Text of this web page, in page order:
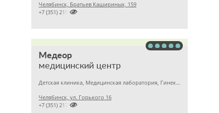
Челябинск, Братьев Кашириных, 159

+7 (351) 2150573
Медеор
медицинский центр
Детская клиника, Медицинская лаборатория, Гинекология
Челябинск, ул. Горького 16

+7 (351) 2172376